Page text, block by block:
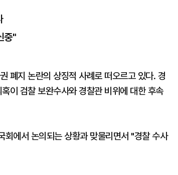
중"
폐지 논란의 상징적 사례로 떠오르고 있다. 경
이 검찰 보완수사와 경찰관 비위에 대한 후속
에서 논의되는 상황과 맞물리면서 "경찰 수사